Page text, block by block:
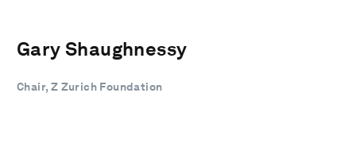
Gary Shaughnessy
Chair, Z Zurich Foundation